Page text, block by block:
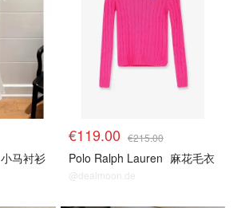
小马衬衫
€119.00 €215.00
Polo Ralph Lauren 麻花毛衣
@dealmoon.de